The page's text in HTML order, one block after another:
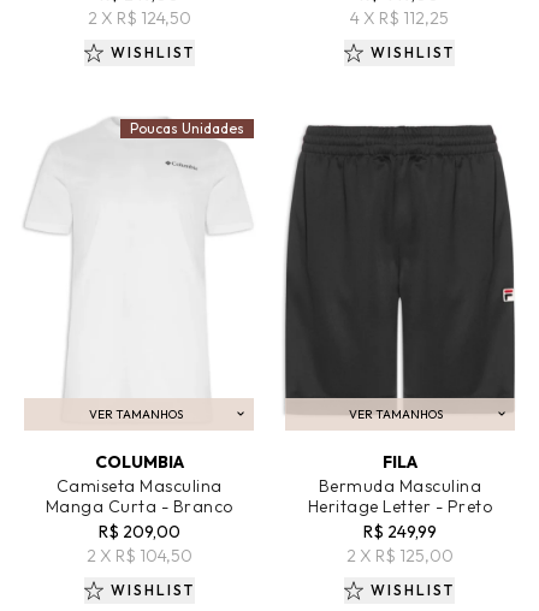
2 X R$ 124,50
WISHLIST
4 X R$ 112,25
WISHLIST
VER TAMANHOS
ADICIONAR AO CARRINHO
COLUMBIA
Camiseta Masculina
Manga Curta - Branco
R$ 209,00
2 X R$ 104,50
Poucas Unidades
WISHLIST
VER TAMANHOS
ADICIONAR AO CARRINHO
FILA
Bermuda Masculina
Heritage Letter - Preto
R$ 249,99
2 X R$ 125,00
WISHLIST